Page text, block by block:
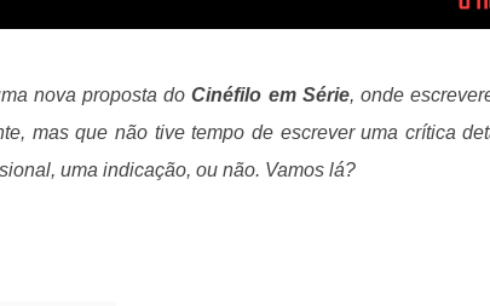
nova proposta doCinéfilo em Série, onde
mas que não tive tempo de escrever uma crítica
uma indicação, ou não. Vamos lá?